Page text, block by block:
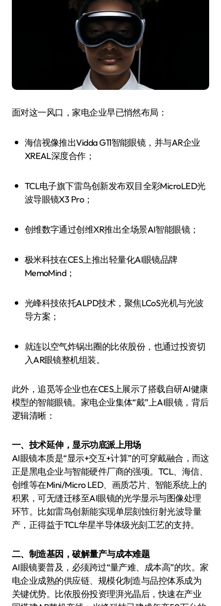
面对这一风口，家电企业早已悄然布局：
海信视像推出Vidda G11智能眼镜，并与AR企业
XREAL深度合作；
TCL电子旗下雷鸟创新发布双目全彩MicroLED光
波导眼镜X3 Pro；
创维数字通过创维XR推出全场景AI智能眼镜；
极米科技在CES上推出轻量化AI眼镜品牌
MemoMind；
光峰科技依托ALPD技术，聚焦LCoS光机与光波
导方案；
就连以空气炸锅出圈的比依股份，也通过投资切
入AR眼镜整机组装。
此外，追觅等企业也在CES上展示了搭载自研AI健康
模型的智能眼镜。家电企业集体“戴”上AI眼镜，背后
逻辑清晰：
一、技术延伸，显示功底派上用场
AI眼镜本质是“显示+交互+计算”的可穿戴融合，而这
正是黑电企业与智能硬件厂商的强项。TCL、海信、
创维等在Mini/Micro LED、画质芯片、智能系统上的
积累，可无缝迁移至AI眼镜的光学显示与图像处理
环节。比如雷鸟创新能实现单层刻蚀衍射光波导量
产，正得益于TCL华星半导体级光刻工艺的支持。
二、制造基因，破解量产与成本难题
AI眼镜要普及，必须跨过“量产难、成本高”的坎。家
电企业成熟的供应链、规模化制造与品控体系成为
关键优势。比依股份投资理湃光晶后，快速在产业